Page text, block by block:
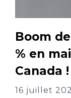
Boom
% en
Canada !
16 juillet